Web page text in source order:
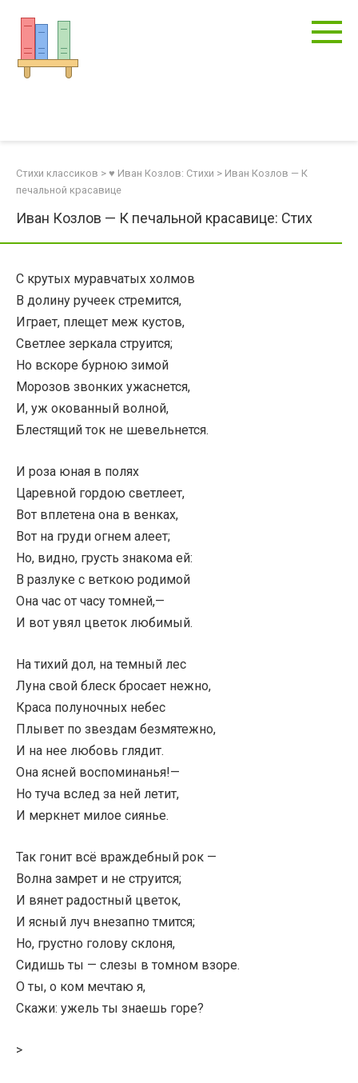
контенту
Стихи классиков > ♥ Иван Козлов: Стихи > Иван Козлов — К
печальной красавице
Иван Козлов — К печальной красавице: Стих
С крутых муравчатых холмов
В долину ручеек стремится,
Играет, плещет меж кустов,
Светлее зеркала струится;
Но вскоре бурною зимой
Морозов звонких ужаснется,
И, уж окованный волной,
Блестящий ток не шевельнется.
И роза юная в полях
Царевной гордою светлеет,
Вот вплетена она в венках,
Вот на груди огнем алеет;
Но, видно, грусть знакома ей:
В разлуке с веткою родимой
Она час от часу томней,—
И вот увял цветок любимый.
На тихий дол, на темный лес
Луна свой блеск бросает нежно,
Краса полуночных небес
Плывет по звездам безмятежно,
И на нее любовь глядит.
Она ясней воспоминанья!—
Но туча вслед за ней летит,
И меркнет милое сиянье.
Так гонит всё враждебный рок —
Волна замрет и не струится;
И вянет радостный цветок,
И ясный луч внезапно тмится;
Но, грустно голову склоня,
Сидишь ты — слезы в томном взоре.
О ты, о ком мечтаю я,
Скажи: ужель ты знаешь горе?
>